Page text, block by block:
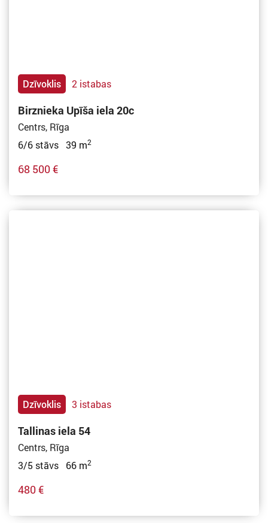
Dzīvoklis 2 istabas
Birznieka Upīša iela 20c
Centrs, Rīga
6/6 stāvs 39 m2
68 500 €
Dzīvoklis 3 istabas
Tallinas iela 54
Centrs, Rīga
3/5 stāvs 66 m2
480 €